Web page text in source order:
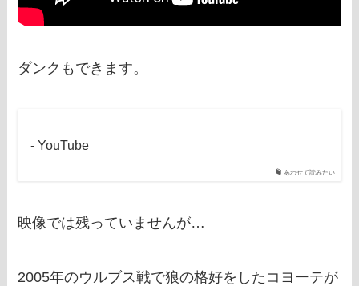
ダンクもできます。
あわせて読みたい
- YouTube
映像では残っていませんが…
2005年のウルブス戦で狼の格好をしたコヨーテが